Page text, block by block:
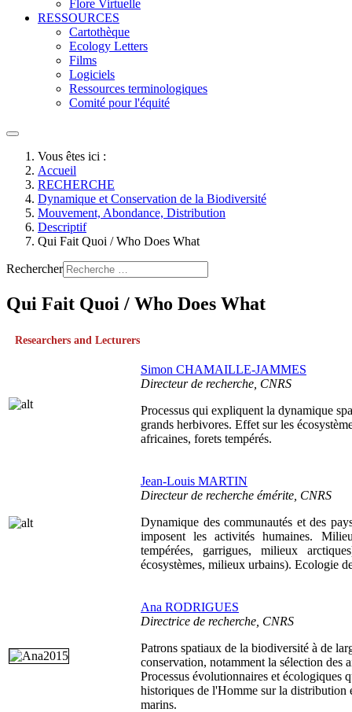
Flore Virtuelle
RESSOURCES
Cartothèque
Ecology Letters
Films
Logiciels
Ressources terminologiques
Comité pour l'équité
Vous êtes ici :
Accueil
RECHERCHE
Dynamique et Conservation de la Biodiversité
Mouvement, Abondance, Distribution
Descriptif
Qui Fait Quoi / Who Does What
Rechercher
Qui Fait Quoi / Who Does What
Researchers and Lecturers
Simon CHAMAILLE-JAMMES
Directeur de recherche, CNRS
Processus qui expliquent la dynamique
grands herbivores. Effet sur les
africaines, forets tempérés.
Jean-Louis MARTIN
Directeur de recherche émérite, CNRS
Dynamique des communautés et des
imposent les activités humaines.
tempérées, garrigues, milieux
écosystèmes, milieux urbains). Ecologie
Ana RODRIGUES
Directrice de recherche, CNRS
Patrons spatiaux de la biodiversité à de
conservation, notamment la sélection des
Processus évolutionnaires et écologiques
historiques de l'Homme sur la distribution
marins.